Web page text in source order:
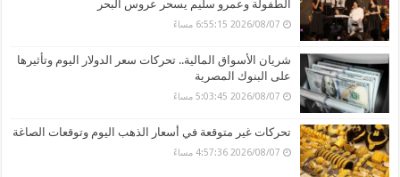
الطفولة وعمرو سليم يسحر عروس البحر
2026/08/07 6:55:15 مساءً
شريان الأسواق المالية.. تحركات سعر الدولار اليوم وتأثيرها
على البنوك المصرية
2026/08/07 5:03:45 مساءً
تحركات غير متوقعة في أسعار الذهب اليوم وتوقعات الصاغة
2026/08/07 4:57:36 مساءً